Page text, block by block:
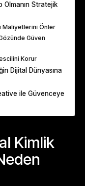
Olmanın Stratejik
Maliyetlerini Önler
Güven
Korur
Dijital Dünyasına
ile Güvenceye
Kimlik